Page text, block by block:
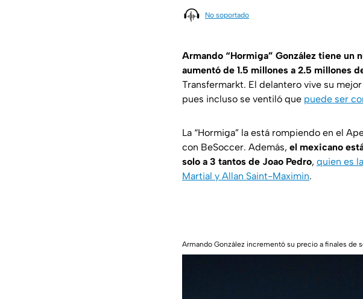
No soportado
Armando “Hormiga” González tiene un
aumentó de 1.5 millones a 2.5 millones
Transfermarkt. El delantero vive su
pues incluso se ventiló que puede ser
La “Hormiga” la está rompiendo en el
con BeSoccer. Además, el mexicano
solo a 3 tantos de Joao Pedro, quien es
Martial y Allan Saint-Maximin.
Armando González incrementó su precio a finales de